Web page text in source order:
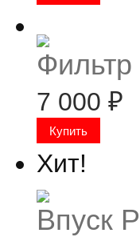
7 000 ₽
Хит!
Впуск